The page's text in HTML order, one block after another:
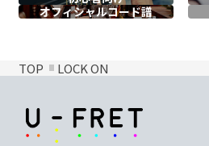
オフィシャルコード譜
TOP LOCK ON